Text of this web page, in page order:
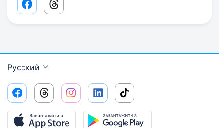
Facebook share link
Threads share link
Русский